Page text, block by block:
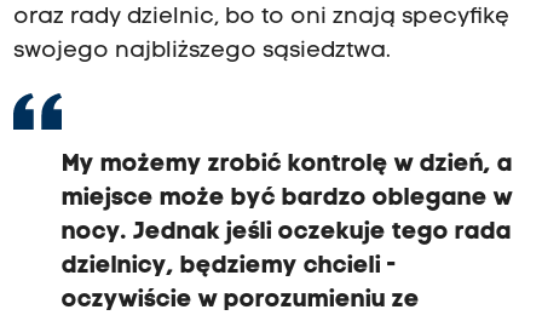
oraz rady dzielnic, bo to oni znają specyfikę
swojego najbliższego sąsiedztwa.
My możemy zrobić kontrolę w dzień, a
miejsce może być bardzo oblegane w
nocy. Jednak jeśli oczekuje tego rada
dzielnicy, będziemy chcieli -
oczywiście w porozumieniu ze